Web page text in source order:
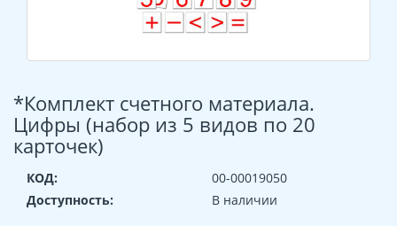
*Комплект счетного материала.
Цифры (набор из 5 видов по 20
карточек)
КОД:
00-00019050
Доступность:
В наличии